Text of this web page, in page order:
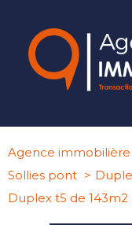
Agence immobilière
Sollies pont
Duplex t5 de 143m2